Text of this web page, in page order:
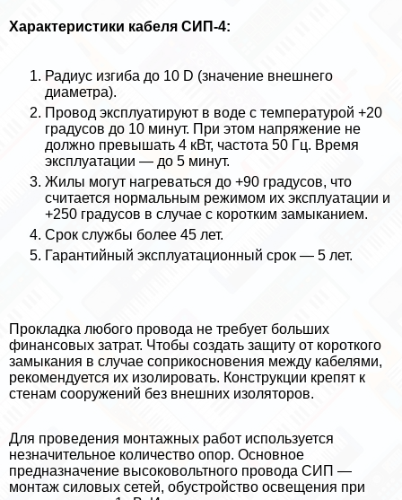
Хаpaктеристики кабеля СИП-4:
Радиус изгиба до 10 D (значение внешнего
диаметра).
Провод эксплуатируют в воде с температурой +20
градусов до 10 минут. При этом напряжение не
должно превышать 4 кВт, частота 50 Гц. Время
эксплуатации — до 5 минут.
Жилы могут нагреваться до +90 градусов, что
считается нормальным режимом их эксплуатации и
+250 градусов в случае с коротким замыканием.
Срок службы более 45 лет.
Гарантийный эксплуатационный срок — 5 лет.
Прокладка любого провода не требует больших
финансовых затрат. Чтобы создать защиту от короткого
замыкания в случае соприкосновения между кабелями,
рекомендуется их изолировать. Конструкции крепят к
стенам сооружений без внешних изоляторов.
Для проведения монтажных работ используется
незначительное количество опор. Основное
предназначение высоковольтного провода СИП —
монтаж силовых сетей, обустройство освещения при